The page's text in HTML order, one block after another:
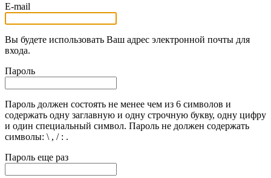
E-mail
Вы будете использовать Ваш адрес электронной почты для
входа.
Пароль
Пароль должен состоять не менее чем из 6 символов и
содержать одну заглавную и одну строчную букву, одну цифру
и один специальный символ. Пароль не должен содержать
символы: \ , / : .
Пароль еще раз